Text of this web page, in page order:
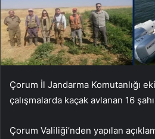
Çorum İl Jandarma Komutanlığı
çalışmalarda kaçak avlanan 16
Çorum Valiliği’nden yapılan